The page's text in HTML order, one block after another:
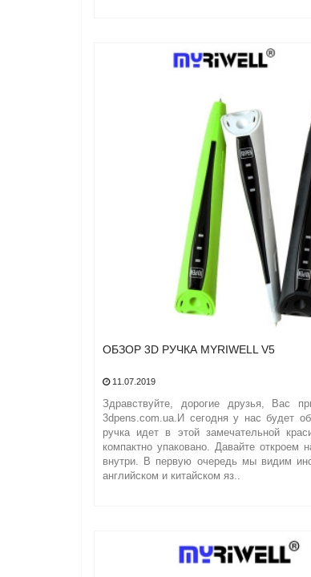
ОБЗОР 3D РУЧКА MYRIWELL V5
11.07.2019
Здравствуйте, дорогие друзья, Вас
3dpens.com.ua.И сегодня у нас будет
ручка идет в этой замечательной
компактно упаковано. Давайте откроем
внутри. В первую очередь мы видим
английском и китайском яз..